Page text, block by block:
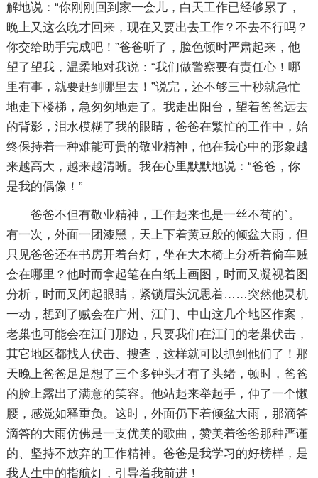
解地说：“你刚刚回到家一会儿，白天工作已经够累了，
晚上又这么晚才回来，现在又要出去工作？不去不行吗？
你交给助手完成吧！”爸爸听了，脸色顿时严肃起来，他
望了望我，温柔地对我说：“我们做警察要有责任心！哪
里有事，就要赶到哪里去！”说完，还不够三十秒就急忙
地走下楼梯，急匆匆地走了。我走出阳台，望着爸爸远去
的背影，泪水模糊了我的眼睛，爸爸在繁忙的工作中，始
终保持着一种难能可贵的敬业精神，他在我心中的形象越
来越高大，越来越清晰。我在心里默默地说：“爸爸，你
是我的偶像！”
爸爸不但有敬业精神，工作起来也是一丝不苟的`。
有一次，外面一团漆黑，天上下着黄豆般的倾盆大雨，但
只见爸爸还在书房开着台灯，坐在大木椅上分析着偷车贼
会在哪里？他时而拿起笔在白纸上画图，时而又凝视着图
分析，时而又闭起眼睛，紧锁眉头沉思着……突然他灵机
一动，想到了贼会在广州、江门、中山这几个地区作案，
老巢也可能会在江门那边，只要我们在江门的老巢伏击，
其它地区都找人伏击、搜查，这样就可以抓到他们了！那
天晚上爸爸足足想了三个多钟头才有了头绪，顿时，爸爸
的脸上露出了满意的笑容。他站起来举起手，伸了一个懒
腰，感觉如释重负。这时，外面仍下着倾盆大雨，那滴答
滴答的大雨仿佛是一支优美的歌曲，赞美着爸爸那种严谨
的、坚持不放弃的工作精神。爸爸是我学习的好榜样，是
我人生中的指航灯，引导着我前进！